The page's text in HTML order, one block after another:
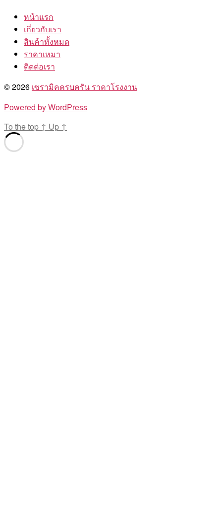
หน้าแรก
เกี่ยวกับเรา
สินค้าทั้งหมด
ราคาเหมา
ติดต่อเรา
© 2026 เซรามิคครบครัน ราคาโรงงาน
Powered by WordPress
To the top ↑ Up ↑